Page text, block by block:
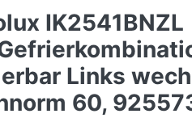
IK2541BNZL
Links
60,